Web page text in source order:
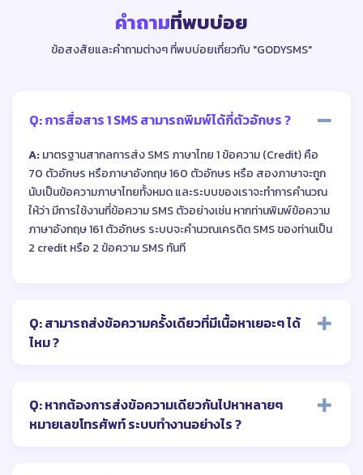
คำถามที่พบบ่อย
ข้อสงสัยและคำถามต่างๆ ที่พบบ่อยเกี่ยวกับ "GODYSMS"
Q: การสื่อสาร 1 SMS สามารถพิมพ์ได้กี่ตัวอักษร ?
A:มาตรฐานสากลการส่ง SMS ภาษาไทย 1 ข้อความ (Credit) คือ
70 ตัวอักษร หรือภาษาอังกฤษ 160 ตัวอักษร หรือ สองภาษาจะถูก
นับเป็นข้อความภาษาไทยทั้งหมด และระบบของเราจะทำการคำนวณ
ให้ว่า มีการใช้งานกี่ข้อความ SMS ตัวอย่างเช่น หากท่านพิมพ์ข้อความ
ภาษาอังกฤษ 161 ตัวอักษร ระบบจะคำนวณเครดิต SMS ของท่านเป็น
2 credit หรือ 2 ข้อความ SMS ทันที
Q: สามารถส่งข้อความครั้งเดียวที่มีเนื้อหาเยอะๆ ได้
ไหม ?
Q: หากต้องการส่งข้อความเดียวกันไปหาหลายๆ
หมายเลขโทรศัพท์ ระบบทำงานอย่างไร ?